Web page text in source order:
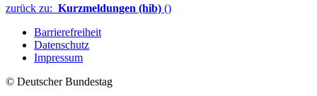
zurück zu: Kurzmeldungen (hib) ()
Barrierefreiheit
Datenschutz
Impressum
© Deutscher Bundestag